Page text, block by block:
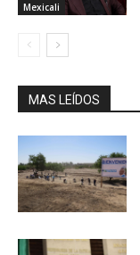
Mexicali
MAS LEÍDOS